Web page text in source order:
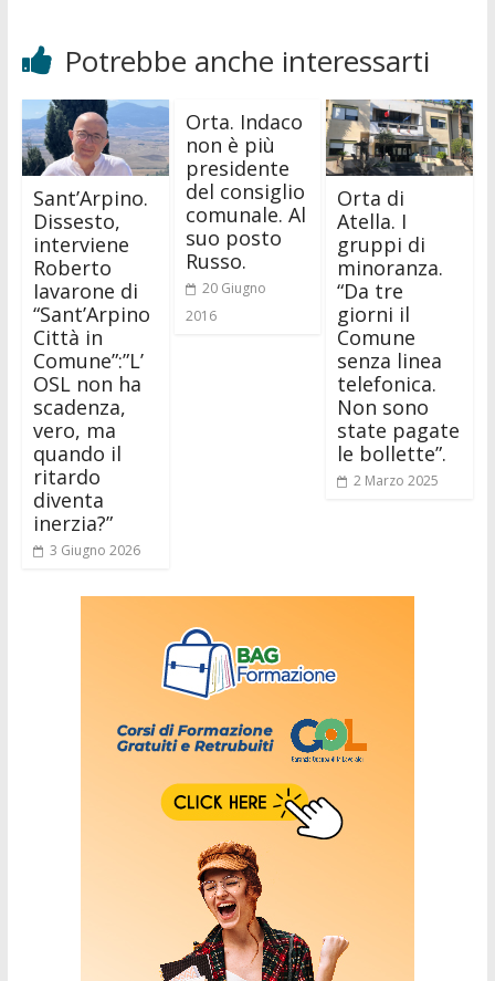
Potrebbe anche interessarti
Sant’Arpino.
Dissesto,
interviene
Roberto
Iavarone di
“Sant’Arpino
Città in
Comune”:”L’
OSL non ha
scadenza,
vero, ma
quando il
ritardo
diventa
inerzia?”
3 Giugno 2026
Orta. Indaco
non è più
presidente
del consiglio
comunale. Al
suo posto
Russo.
20 Giugno
2016
Orta di
Atella. I
gruppi di
minoranza.
“Da tre
giorni il
Comune
senza linea
telefonica.
Non sono
state pagate
le bollette”.
2 Marzo 2025